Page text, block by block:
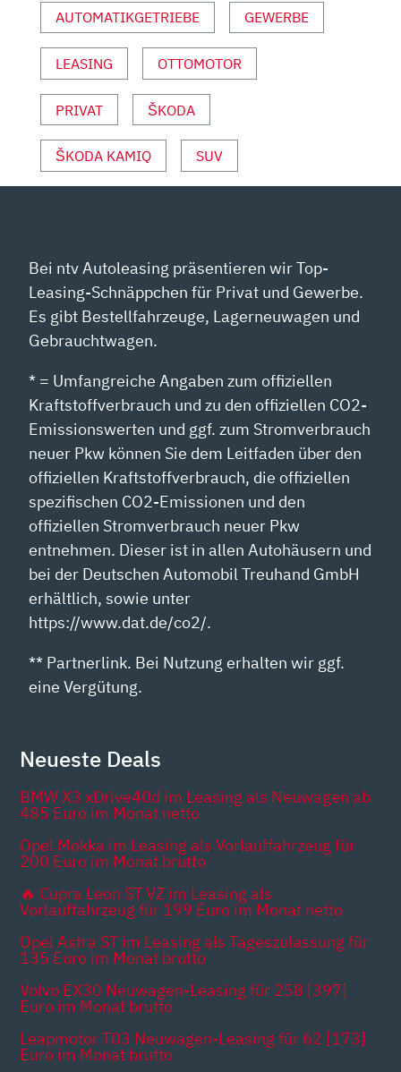
MOTOR?
–
AUTOPHORIE“
YOUTUBE
ANZEIGEN
AUTOMATIKGETRIEBE GEWERBE
LEASING OTTOMOTOR
PRIVAT ŠKODA
ŠKODA KAMIQ SUV
Bei ntv Autoleasing präsentieren wir Top-
Leasing-Schnäppchen für Privat und Gewerbe.
Es gibt Bestellfahrzeuge, Lagerneuwagen und
Gebrauchtwagen.
* = Umfangreiche Angaben zum offiziellen
Kraftstoffverbrauch und zu den offiziellen CO2-
Emissionswerten und ggf. zum Stromverbrauch
neuer Pkw können Sie dem Leitfaden über den
offiziellen Kraftstoffverbrauch, die offiziellen
spezifischen CO2-Emissionen und den
offiziellen Stromverbrauch neuer Pkw
entnehmen. Dieser ist in allen Autohäusern und
bei der Deutschen Automobil Treuhand GmbH
erhältlich, sowie unter
https://www.dat.de/co2/.
** Partnerlink. Bei Nutzung erhalten wir ggf.
eine Vergütung.
Neueste Deals
BMW X3 xDrive40d im Leasing als Neuwagen ab
485 Euro im Monat netto
Opel Mokka im Leasing als Vorlauffahrzeug für
200 Euro im Monat brutto
🔥 Cupra Leon ST VZ im Leasing als
Vorlauffahrzeug für 199 Euro im Monat netto
Opel Astra ST im Leasing als Tageszulassung für
135 Euro im Monat brutto
Volvo EX30 Neuwagen-Leasing für 258 [397]
Euro im Monat brutto
Leapmotor T03 Neuwagen-Leasing für 62 [173]
Euro im Monat brutto